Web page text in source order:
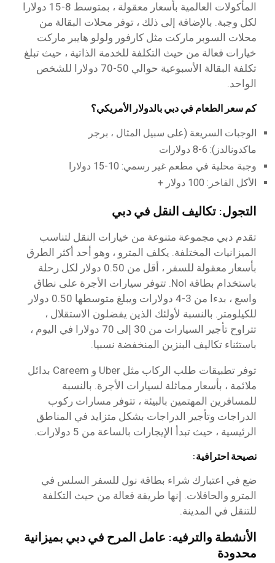
المأكولات العالمية بأسعار معقولة ، بمتوسط 8-15 دولارا
لكل وجبة. بالإضافة إلى ذلك ، توفر محلات البقالة من
محلات السوبر ماركت مثل كارفور ولولو هايبر ماركت
خيارات فعالة من حيث التكلفة للخدمة الذاتية ، حيث تبلغ
تكلفة البقالة الأسبوعية حوالي 50-70 دولارا للشخص
الواحد.
كم سعر الطعام في دبي بالدولار الأمريكي؟
الوجبات السريعة (على سبيل المثال ، برجر
ماكدونالدز): 6-8 دولارات
وجبة محلية في مطعم غير رسمي: 10-15 دولارا
الأكل الفاخر: 100 دولار +
التجول: تكاليف النقل في دبي
تقدم دبي مجموعة متنوعة من خيارات النقل لتناسب
الميزانيات المختلفة. يكلف المترو ، وهو أحد أكثر الطرق
بأسعار معقولة للسفر ، أقل من 0.50 دولار لكل رحلة
باستخدام بطاقة Nol. تتوفر سيارات الأجرة على نطاق
واسع ، بدءا من 3-4 دولارات ويبلغ متوسطها 0.50 دولار
للكيلومتر. بالنسبة لأولئك الذين يفضلون الاستقلال ،
تتراوح تأجير السيارات من 30 إلى 70 دولارا في اليوم ،
باستثناء تكاليف البنزين المنخفضة نسبيا.
توفر تطبيقات طلب الركاب مثل Uber و Careem بدائل
ملائمة ، بأسعار مماثلة لسيارات الأجرة. بالنسبة
للمسافرين المهتمين بالبيئة ، تتوفر مسارات ركوب
الدراجات وتأجير الدراجات بشكل متزايد في المناطق
الرئيسية ، حيث تبدأ الإيجارات بالساعة من 5 دولارات.
نصيحة احترافية:
ضع في اعتبارك شراء بطاقة نول للسفر السلس في
المترو والحافلات. إنها طريقة فعالة من حيث التكلفة
للتنقل في المدينة.
الأنشطة والترفيه: عامل المرح في دبي بميزانية
محدودة